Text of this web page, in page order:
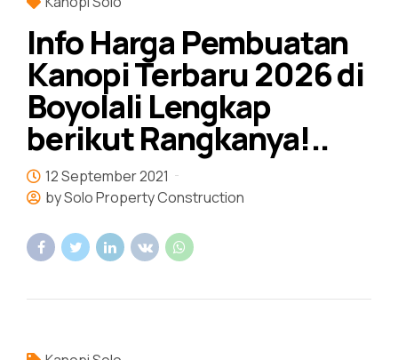
Info Harga Pembuatan
Kanopi Terbaru 2026 di
Boyolali Lengkap
berikut Rangkanya!..
12 September 2021
by Solo Property Construction